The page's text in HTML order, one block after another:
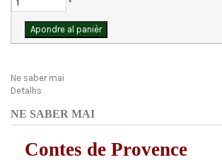
Apondre al panièr
Ne saber mai
Detalhs
NE SABER MAI
Contes de Provence